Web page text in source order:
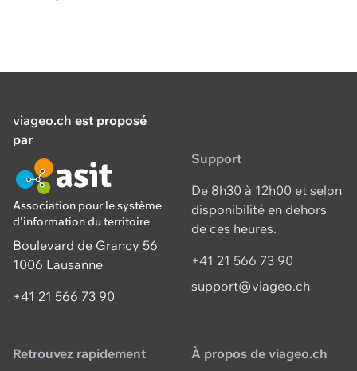
viageo.ch est proposé
par
Association pour le système
d'information du territoire
Boulevard de Grancy 56
1006 Lausanne
+41 21 566 73 90
Support
De 8h30 à 12h00 et selon
disponibilité en dehors
de ces heures.
+41 21 566 73 90
support@viageo.ch
Retrouvez rapidement À propos de viageo.ch